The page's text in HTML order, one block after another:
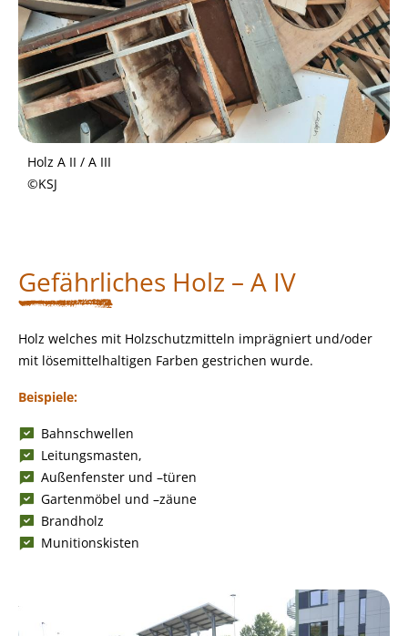
Holz A II / A III
©KSJ
Gefährliches Holz – A IV
Holz welches mit Holzschutzmitteln imprägniert und/oder
mit lösemittelhaltigen Farben gestrichen wurde.
Beispiele:
Bahnschwellen
Leitungsmasten,
Außenfenster und –türen
Gartenmöbel und –zäune
Brandholz
Munitionskisten